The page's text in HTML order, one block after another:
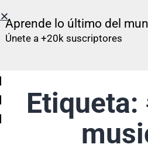
Etiqueta:
Aprende lo último del
Únete a +20k suscriptores